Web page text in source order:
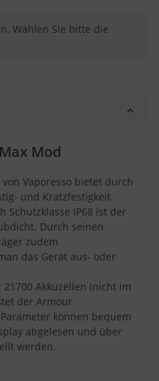
Wählen Sie bitte die
Mod
Vaporesso bietet durch
und Kratzfestigkeit.
Schutzklasse IP68 ist der
Durch seinen
zudem
das Gerät aus- oder
Akkuzellen (nicht im
der Armour
können bequem
abgelesen und über
werden.